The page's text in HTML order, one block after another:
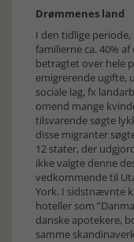
Drømmenes land
I den tidlige periode,
familierne ca. 40%
betragtet over hele
emigrerende ugifte,
sociale lag, fx
omend mange
tilsvarende søgte
disse migranter
12 stater, der
ikke valgte denne
vedkommende til
York. I sidstnævnte
hoteller som
danske apotekere,
samme